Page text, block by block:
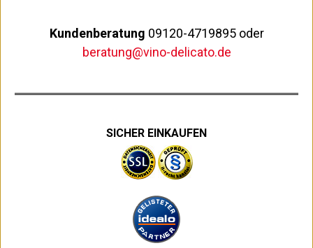
Kundenberatung 09120-4719895 oder
beratung@vino-delicato.de
SICHER EINKAUFEN